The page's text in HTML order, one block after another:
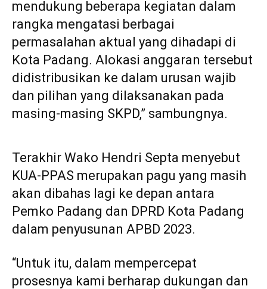
mendukung beberapa kegiatan dalam
rangka mengatasi berbagai
permasalahan aktual yang dihadapi di
Kota Padang. Alokasi anggaran tersebut
didistribusikan ke dalam urusan wajib
dan pilihan yang dilaksanakan pada
masing-masing SKPD,” sambungnya.
Terakhir Wako Hendri Septa menyebut
KUA-PPAS merupakan pagu yang masih
akan dibahas lagi ke depan antara
Pemko Padang dan DPRD Kota Padang
dalam penyusunan APBD 2023.
“Untuk itu, dalam mempercepat
prosesnya kami berharap dukungan dan